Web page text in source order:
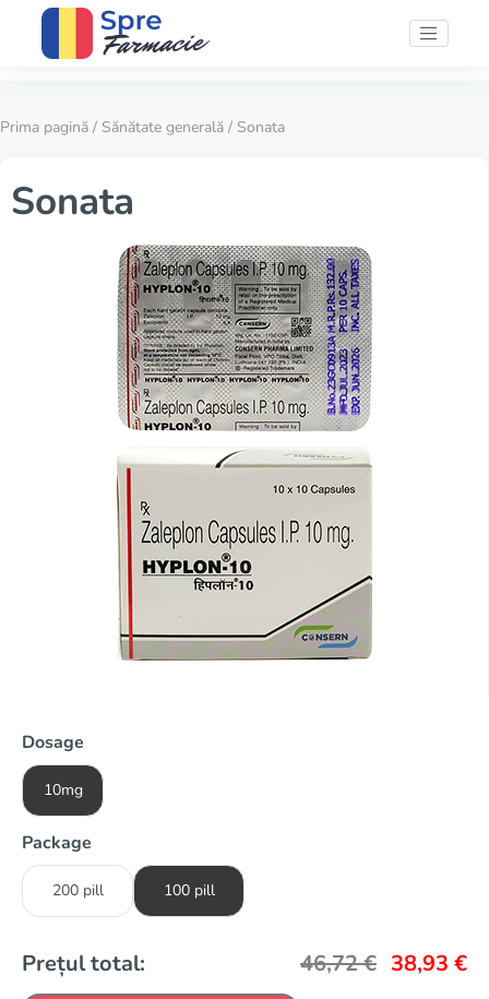
Prima pagină / Sănătate generală / Sonata
Sonata
Dosage
10mg
Package
200 pill 100 pill
Prețul total: 46,72€ 38,93 €